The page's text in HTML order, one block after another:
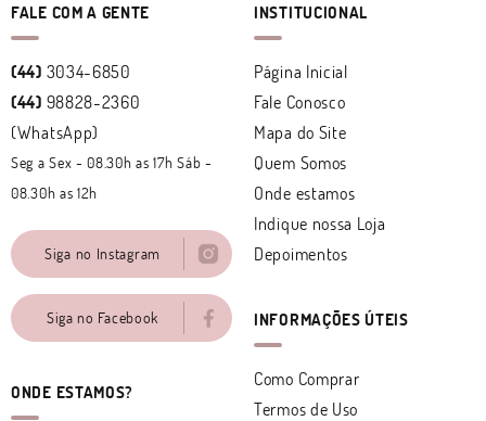
FALE COM A GENTE
(44) 3034-6850
(44) 98828-2360
(WhatsApp)
Seg a Sex - 08.30h as 17h Sáb -
08.30h as 12h
Siga no Instagram
Siga no Facebook
ONDE ESTAMOS?
INSTITUCIONAL
Página Inicial
Fale Conosco
Mapa do Site
Quem Somos
Onde estamos
Indique nossa Loja
Depoimentos
INFORMAÇÕES ÚTEIS
Como Comprar
Termos de Uso